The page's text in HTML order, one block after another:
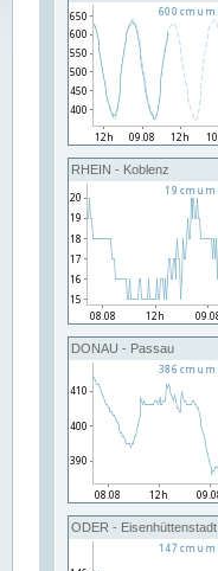
RHEIN - Koblenz
DONAU - Passau
ODER - Eisenhüttenstadt